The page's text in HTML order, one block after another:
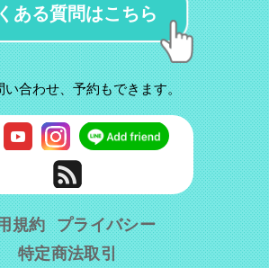
ある質問はこちら
い合わせ、予約もできます。
規約
プライバシー
特定商法取引